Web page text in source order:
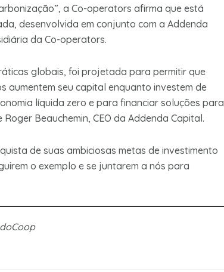
a Co-operators afirma que está
desenvolvida em conjunto com a Addenda
da Co-operators.
globais, foi projetada para permitir que
aumentem seu capital enquanto investem de
líquida zero e para financiar soluções para
Beauchemin, CEO da Addenda Capital.
de suas ambiciosas metas de investimento
o exemplo e se juntarem a nós para